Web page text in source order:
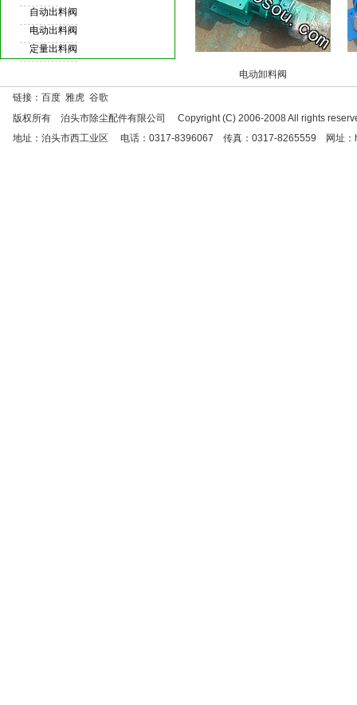
自动出料阀
电动出料阀
定量出料阀
电动卸料阀
链接：百度 雅虎 谷歌
版权所有 泊头市除尘配件有限公司 Copyright (C) 2006-2008 All rights
地址：泊头市西工业区 电话：0317-8396067 传真：0317-8265559 网址